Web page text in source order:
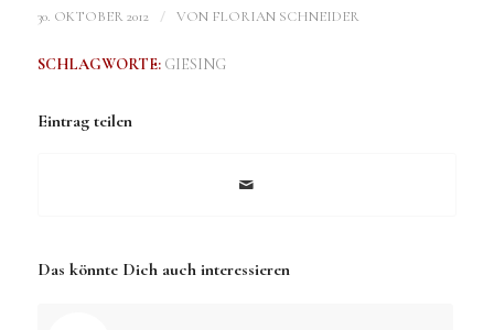
30. OKTOBER 2012 / VON FLORIAN SCHNEIDER
SCHLAGWORTE: GIESING
Eintrag teilen
Das könnte Dich auch interessieren